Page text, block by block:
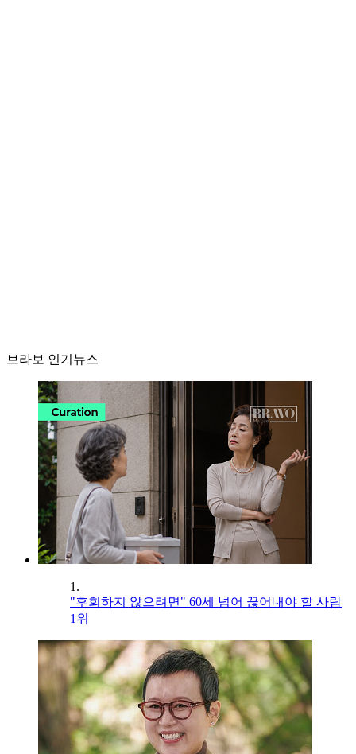
브라보 인기뉴스
1.
"후회하지 않으려면" 60세 넘어 끊어내야 할 사람
1위